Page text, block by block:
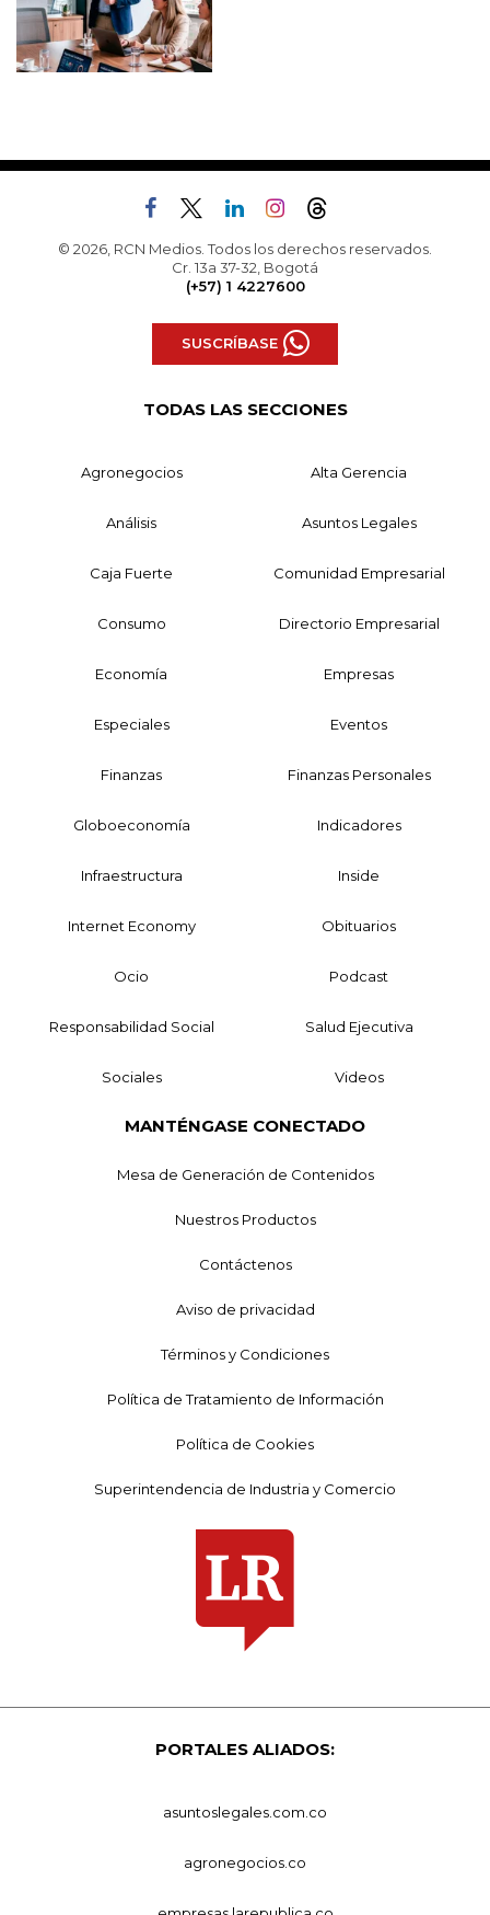
© 2026, RCN Medios. Todos los derechos reservados.
Cr. 13a 37-32, Bogotá
(+57) 1 4227600
SUSCRÍBASE
TODAS LAS SECCIONES
Agronegocios Alta Gerencia
Análisis Asuntos Legales
Caja Fuerte Comunidad Empresarial
Consumo Directorio Empresarial
Economía Empresas
Especiales Eventos
Finanzas Finanzas Personales
Globoeconomía Indicadores
Infraestructura Inside
Internet Economy Obituarios
Ocio Podcast
Responsabilidad Social Salud Ejecutiva
Sociales Videos
MANTÉNGASE CONECTADO
Mesa de Generación de Contenidos
Nuestros Productos
Contáctenos
Aviso de privacidad
Términos y Condiciones
Política de Tratamiento de Información
Política de Cookies
Superintendencia de Industria y Comercio
PORTALES ALIADOS:
asuntoslegales.com.co
agronegocios.co